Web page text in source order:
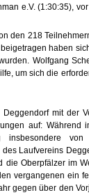
e.V. (1:30:35),
den 218
haben
Wolfgang
um sich die
mit der
auf: Während
insbesondere
Laufvereins
Oberpfälzer im
vergangenen ein
gegen über den